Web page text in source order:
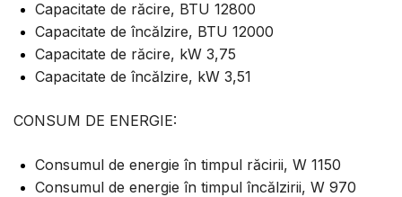
Capacitate de răcire, BTU 12800
Capacitate de încălzire, BTU 12000
Capacitate de răcire, kW 3,75
Capacitate de încălzire, kW 3,51
CONSUM DE ENERGIE:
Consumul de energie în timpul răcirii, W 1150
Consumul de energie în timpul încălzirii, W 970